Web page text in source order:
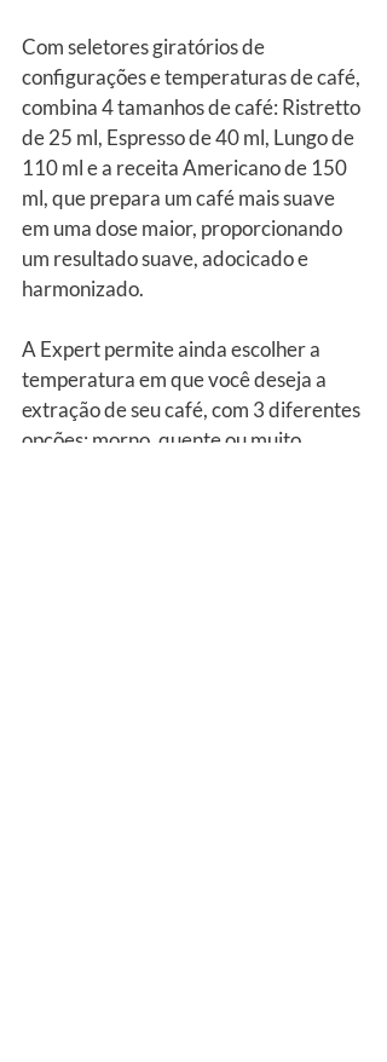
Com seletores giratórios de
configurações e temperaturas de café,
combina 4 tamanhos de café: Ristretto
de 25 ml, Espresso de 40 ml, Lungo de
110 ml e a receita Americano de 150
ml, que prepara um café mais suave
em uma dose maior, proporcionando
um resultado suave, adocicado e
harmonizado.
A Expert permite ainda escolher a
temperatura em que você deseja a
extração de seu café, com 3 diferentes
opções: morno, quente ou muito